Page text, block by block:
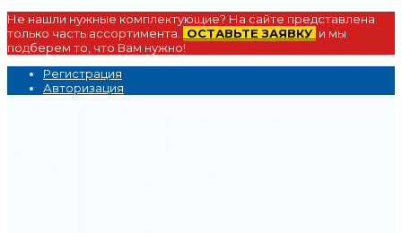
Не нашли нужные комплектующие? На сайте представлена
только часть ассортимента.
ОСТАВЬТЕ ЗАЯВКУ и мы
подберем то, что Вам нужно!
Регистрация
Авторизация